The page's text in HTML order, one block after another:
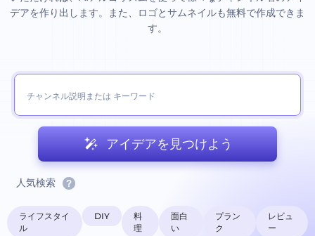
デアを作り出します。また、ロゴとサムネイルも無料で作成できま
す。
アイデアを見つけよう
人気検索
ライフスタイ
ル
DIY
料
理
面白
い
プラン
ク
レビュ
ー